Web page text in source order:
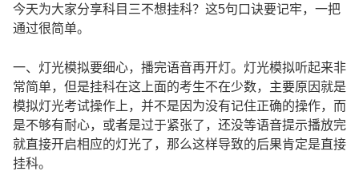
今天为大家分享科目三不想挂科？这5句口诀要记牢，一把
通过很简单。
一、灯光模拟要细心，播完语音再开灯。灯光模拟听起来非
常简单，但是挂科在这上面的考生不在少数，主要原因就是
模拟灯光考试操作上，并不是因为没有记住正确的操作，而
是不够有耐心，或者是过于紧张了，还没等语音提示播放完
就直接开启相应的灯光了，那么这样导致的后果肯定是直接
挂科。